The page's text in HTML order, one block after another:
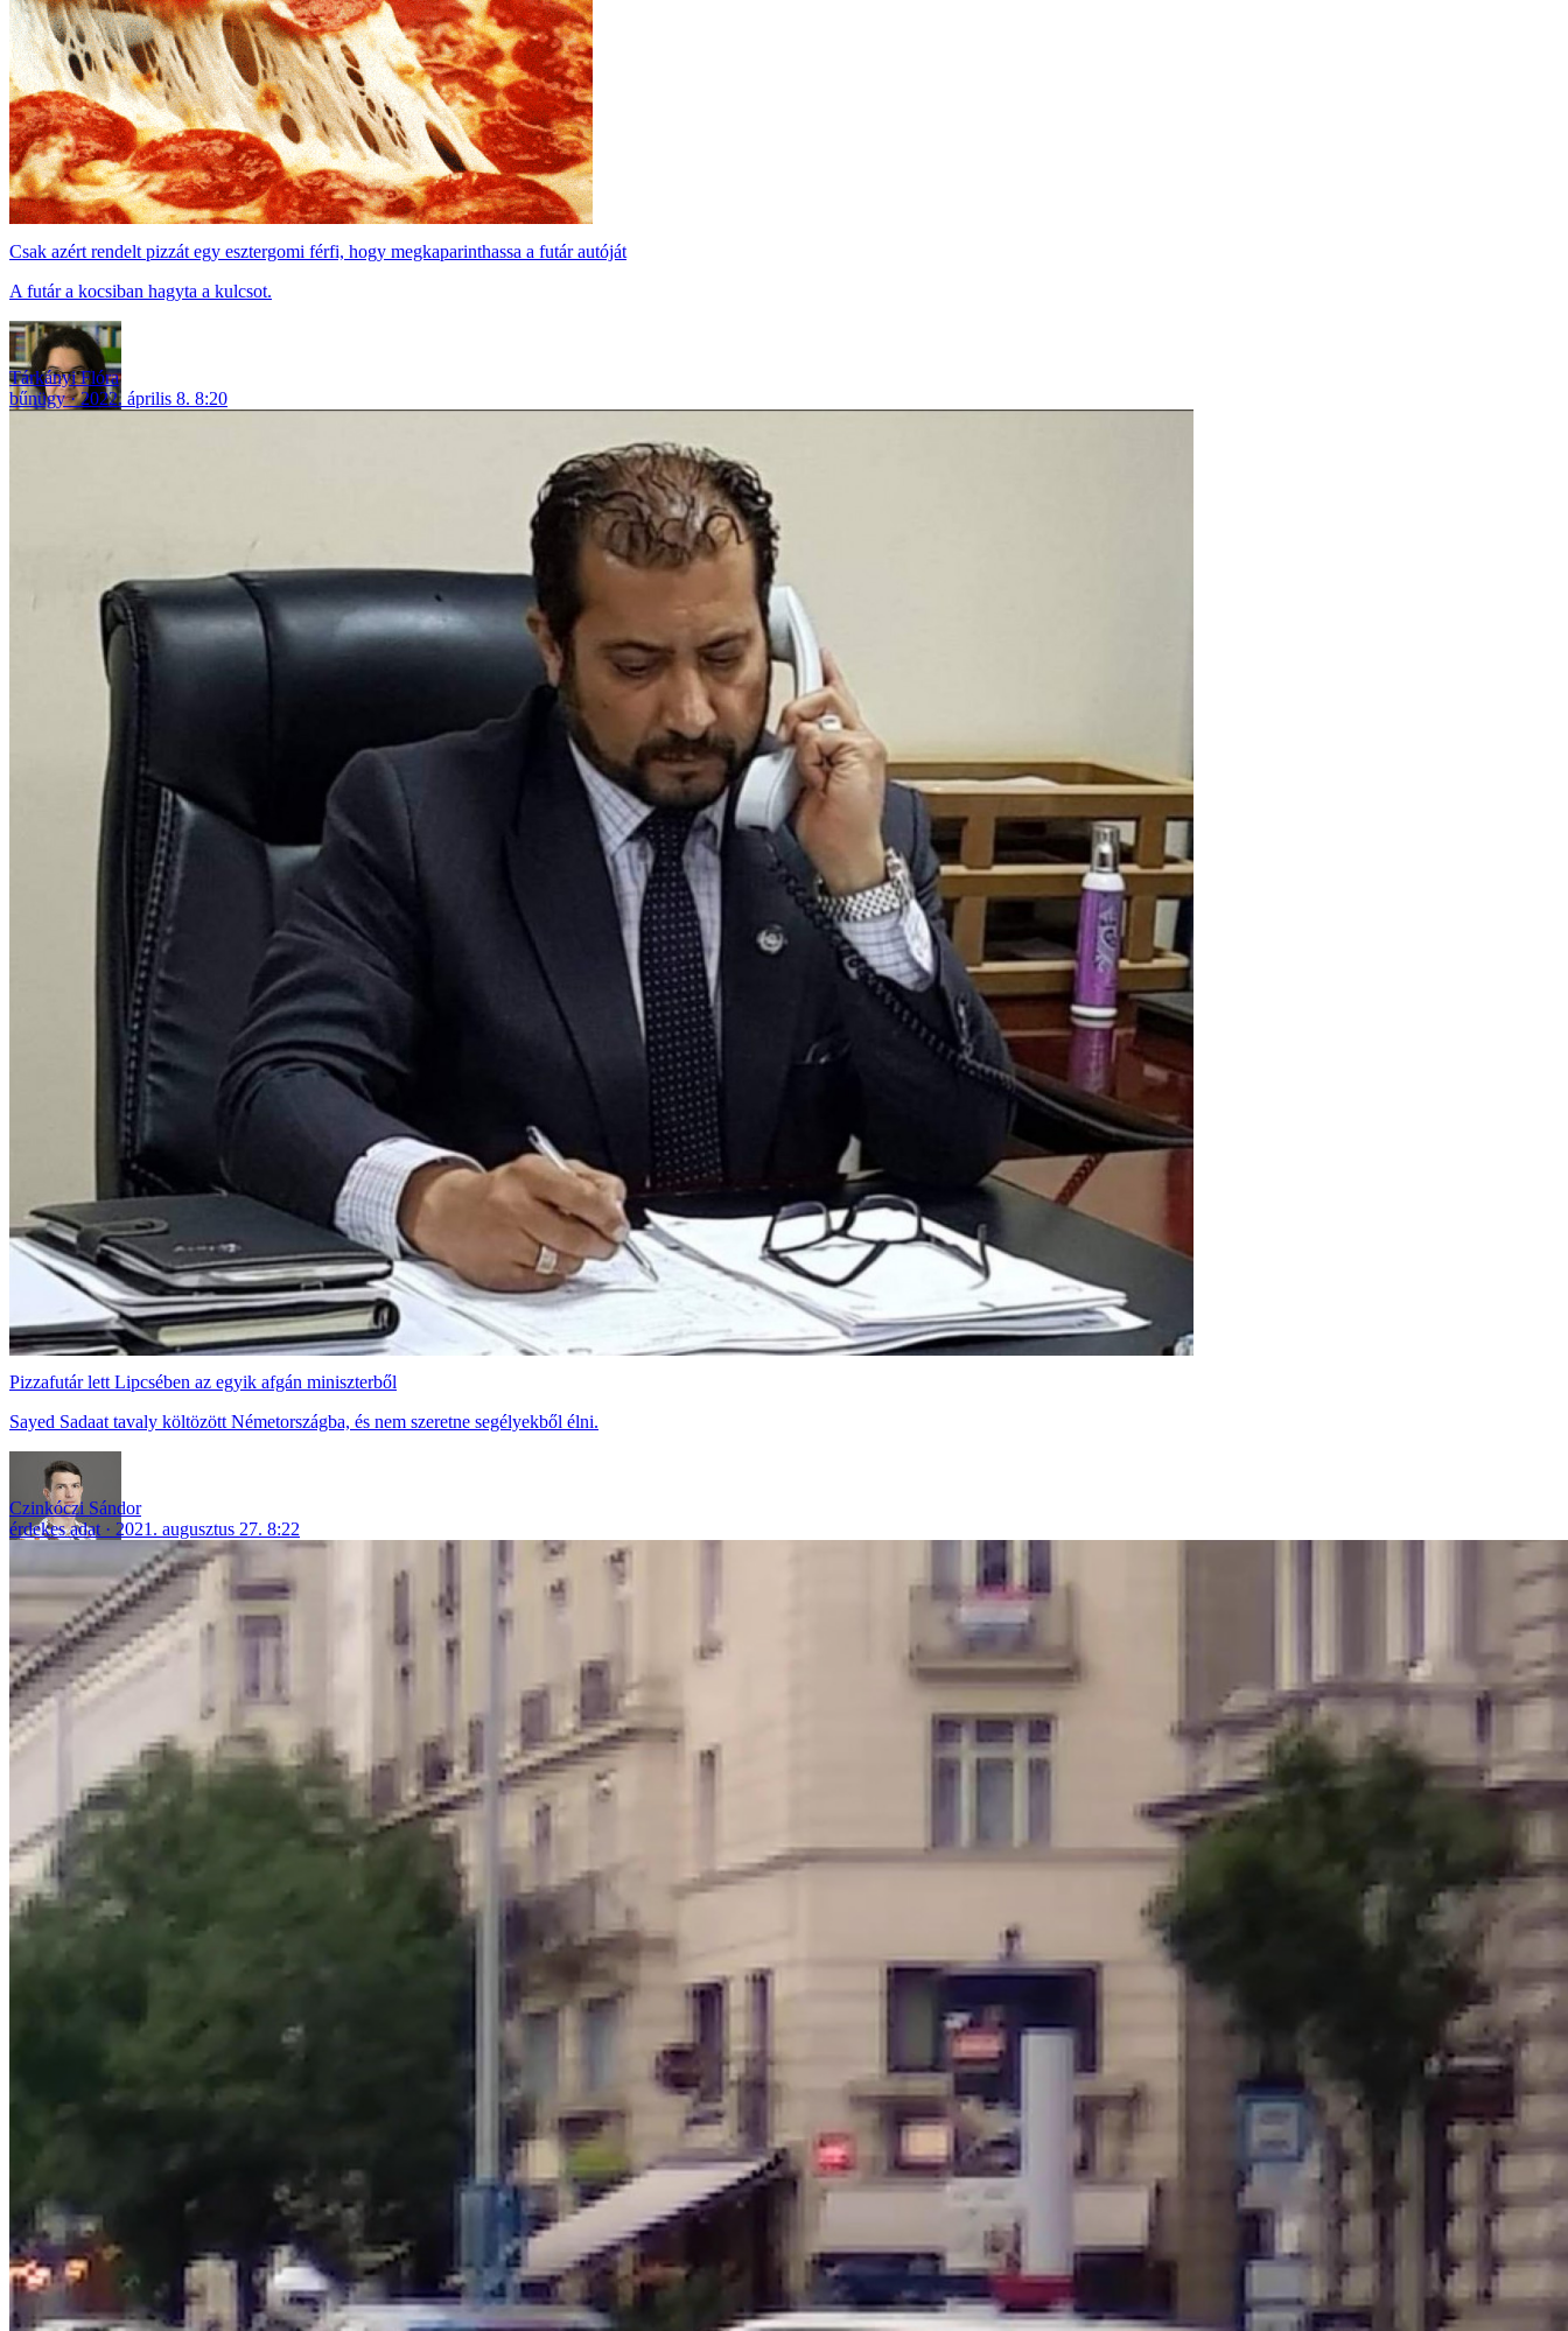
Csak azért rendelt pizzát egy esztergomi férfi, hogy megkaparinthassa a futár autóját
A futár a kocsiban hagyta a kulcsot.
Tárkányi Flóra
bűnügy
2022. április 8. 8:20
Pizzafutár lett Lipcsében az egyik afgán miniszterből
Sayed Sadaat tavaly költözött Németországba, és nem szeretne segélyekből élni.
Czinkóczi Sándor
érdekes adat
2021. augusztus 27. 8:22